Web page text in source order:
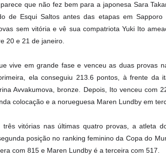
que não fez bem para a japonesa Sara
de Esqui Saltos antes das etapas em
sem vitória e vê sua compatriota Yuki Ito
20 e 21 de janeiro.
vive em grande fase e venceu as duas provas
ela conseguiu 213.6 pontos, à frente da
Avvakumova, bronze. Depois, Ito venceu com
colocação e a norueguesa Maren Lundby em
três vitórias nas últimas quatro provas, a atleta
posição no ranking feminino da Copa do
com 815 e Maren Lundby é a terceira com 517.